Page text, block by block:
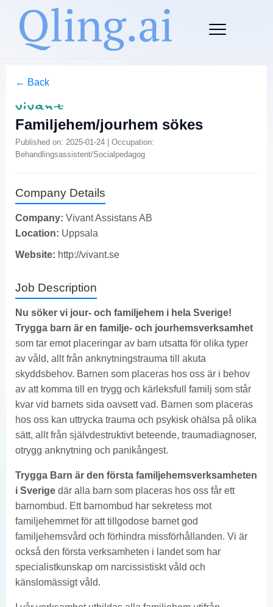
← Back
Familjehem/jourhem sökes
Published on: 2025-01-24 | Occupation:
Behandlingsassistent/Socialpedagog
Company Details
Company: Vivant Assistans AB
Location: Uppsala
Website: http://vivant.se
Job Description
Nu söker vi jour- och familjehem i hela Sverige!
Trygga barn är en familje- och jourhemsverksamhet
som tar emot placeringar av barn utsatta för olika typer
av våld, allt från anknytningstrauma till akuta
skyddsbehov. Barnen som placeras hos oss är i behov
av att komma till en trygg och kärleksfull familj som står
kvar vid barnets sida oavsett vad. Barnen som placeras
hos oss kan uttrycka trauma och psykisk ohälsa på olika
sätt, allt från självdestruktivt beteende, traumadiagnoser,
otrygg anknytning och panikångest.
Trygga Barn är den första familjehemsverksamheten
i Sverige där alla barn som placeras hos oss får ett
barnombud. Ett barnombud har sekretess mot
familjehemmet för att tillgodose barnet god
familjehemsvård och förhindra missförhållanden. Vi är
också den första verksamheten i landet som har
specialistkunskap om narcissistiskt våld och
känslomässigt våld.